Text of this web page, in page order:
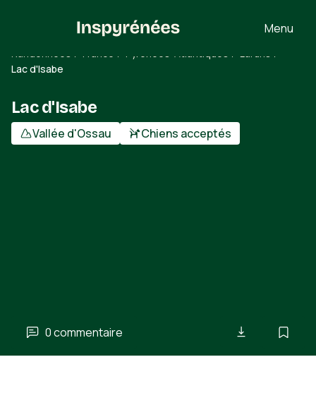
Menu
Randonnées / France / Pyrénées-Atlantiques / Laruns /
Lac d'Isabe
Lac d'Isabe
Vallée d'Ossau Chiens acceptés
0 commentaire